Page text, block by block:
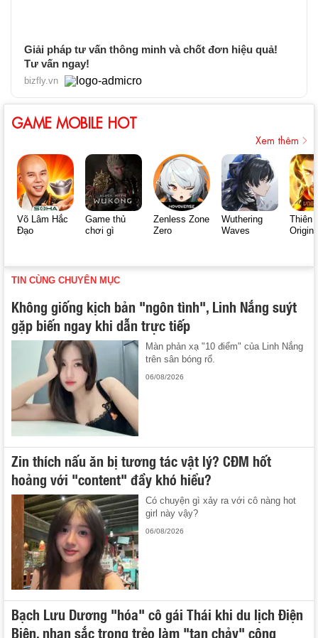
Giải pháp tư vấn thông minh và chốt đơn hiệu quả!
Tư vấn ngay!
bizfly.vn
GAME MOBILE HOT
Xem thêm
Võ Lâm Hắc
Đạo
Game thủ
chơi gì
Zenless Zone
Zero
Wuthering
Waves
Thiên
Origin
TIN CÙNG CHUYÊN MỤC
Không giống kịch bản "ngôn tình", Linh Nắng suýt
gặp biến ngay khi dẫn trực tiếp
Màn phản xạ "10 điểm" của Linh Nắng
trên sân bóng rổ.
06/08/2026
Zin thích nấu ăn bị tương tác vật lý? CĐM hốt
hoảng với "content" đầy khó hiểu?
Có chuyện gì xảy ra với cô nàng hot
girl này vậy?
06/08/2026
Bạch Lưu Dương "hóa" cô gái Thái khi du lịch Điện
Biên, nhan sắc trong trẻo làm "tan chảy" cộng